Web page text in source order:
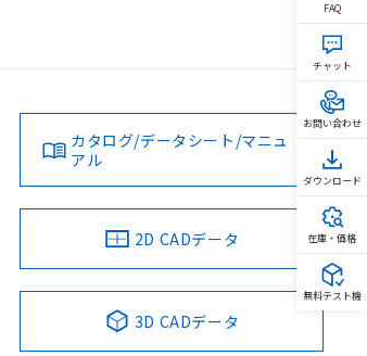
カタログ/データシート/マニュ
アル
2D CADデータ
3D CADデータ
FAQ
チャット
お問い合わせ
ダウンロード
在庫・価格
無料テスト機